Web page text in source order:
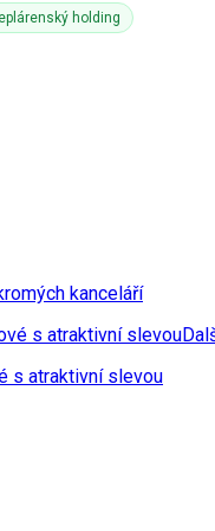
holding
kanceláří
s atraktivní slevou